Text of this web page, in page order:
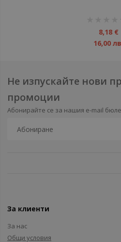
8,18 €
16,00
Не изпускайте нови
промоции
Абонирайте се за нашия e-mail
За клиенти
За нас
Общи условия